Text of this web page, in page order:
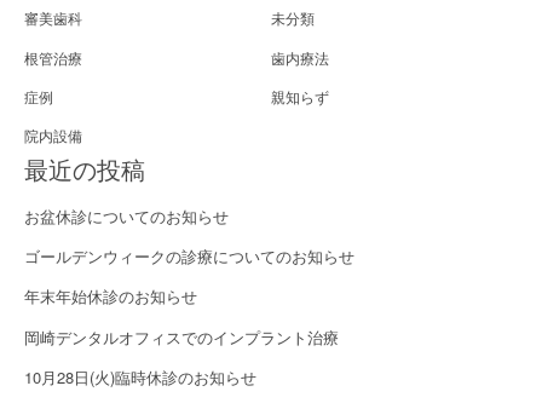
審美歯科
未分類
根管治療
歯内療法
症例
親知らず
院内設備
最近の投稿
お盆休診についてのお知らせ
ゴールデンウィークの診療についてのお知らせ
年末年始休診のお知らせ
岡崎デンタルオフィスでのインプラント治療
10月28日(火)臨時休診のお知らせ